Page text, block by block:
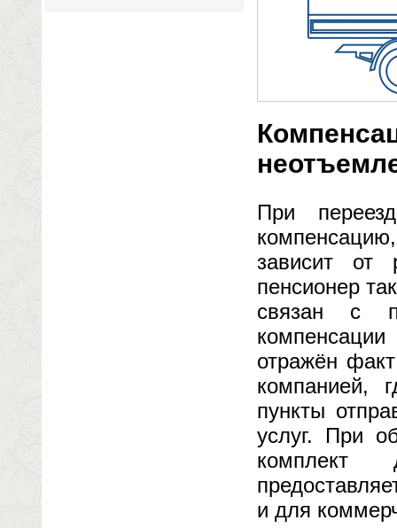
При
зависит от
пенсионер
связан с
отражён
компанией,
пункты
услуг. При
комплект
и для